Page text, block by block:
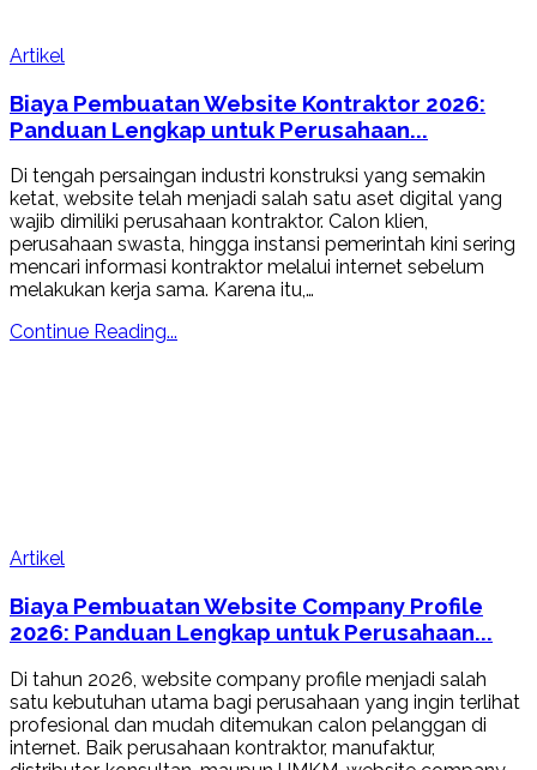
Artikel
Biaya Pembuatan Website Kontraktor 2026:
Panduan Lengkap untuk Perusahaan...
Di tengah persaingan industri konstruksi yang semakin
ketat, website telah menjadi salah satu aset digital yang
wajib dimiliki perusahaan kontraktor. Calon klien,
perusahaan swasta, hingga instansi pemerintah kini sering
mencari informasi kontraktor melalui internet sebelum
melakukan kerja sama. Karena itu,…
Continue Reading...
Artikel
Biaya Pembuatan Website Company Profile
2026: Panduan Lengkap untuk Perusahaan...
Di tahun 2026, website company profile menjadi salah
satu kebutuhan utama bagi perusahaan yang ingin terlihat
profesional dan mudah ditemukan calon pelanggan di
internet. Baik perusahaan kontraktor, manufaktur,